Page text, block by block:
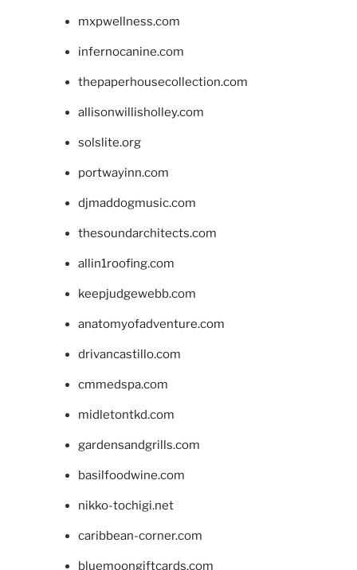
mxpwellness.com
infernocanine.com
thepaperhousecollection.com
allisonwillisholley.com
solslite.org
portwayinn.com
djmaddogmusic.com
thesoundarchitects.com
allin1roofing.com
keepjudgewebb.com
anatomyofadventure.com
drivancastillo.com
cmmedspa.com
midletontkd.com
gardensandgrills.com
basilfoodwine.com
nikko-tochigi.net
caribbean-corner.com
bluemoongiftcards.com